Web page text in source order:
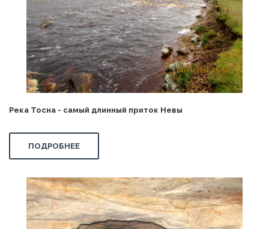
Река Тосна - самый длинный приток Невы
ПОДРОБНЕЕ